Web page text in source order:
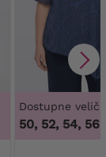
Dostupne
50, 52, 54, 56